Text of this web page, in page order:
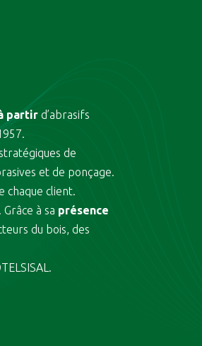
partird’abrasifs
de
et de ponçage.
chaque client.
. Grâce à sa présence
du bois, des